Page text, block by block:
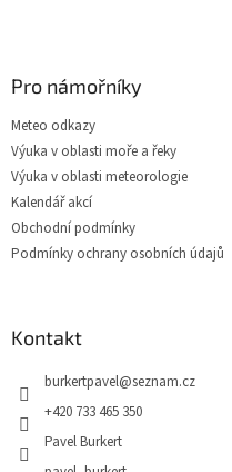
Pro námořníky
Meteo odkazy
Výuka v oblasti moře a řeky
Výuka v oblasti meteorologie
Kalendář akcí
Obchodní podmínky
Podmínky ochrany osobních údajů
Kontakt
burkertpavel@seznam.cz
+420 733 465 350
Pavel Burkert